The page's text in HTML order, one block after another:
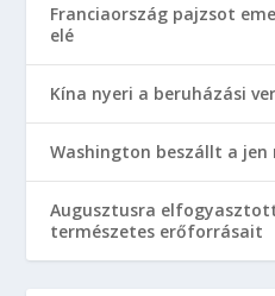
Franciaország pajzsot
elé
Kína nyeri a beruházási
Washington beszállt a jen
Augusztusra
természetes erőforrásait